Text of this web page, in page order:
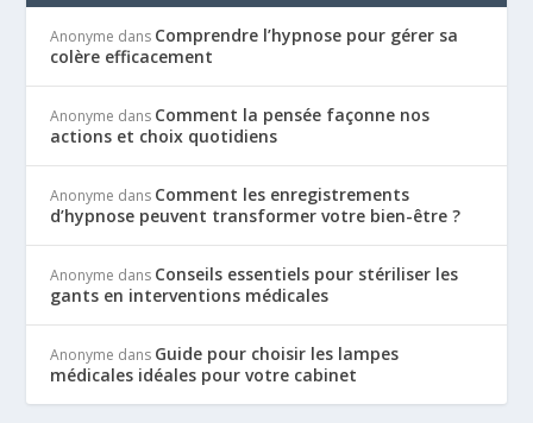
Anonyme dans Comprendre l’hypnose pour gérer sa
colère efficacement
Anonyme dans Comment la pensée façonne nos
actions et choix quotidiens
Anonyme dans Comment les enregistrements
d’hypnose peuvent transformer votre bien-être ?
Anonyme dans Conseils essentiels pour stériliser les
gants en interventions médicales
Anonyme dans Guide pour choisir les lampes
médicales idéales pour votre cabinet